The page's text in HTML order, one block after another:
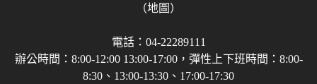
（地圖）
電話：04-22289111
辦公時間：8:00-12:00 13:00-17:00，彈性上下班時間：8:00-
8:30、13:00-13:30、17:00-17:30